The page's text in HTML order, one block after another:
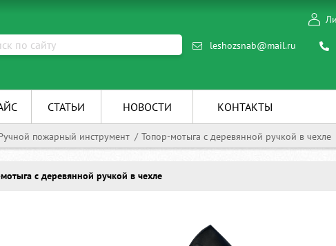
leshozsnab@mail.ru
СТАТЬИ НОВОСТИ КОНТАКТЫ
пожарный инструмент Топор-мотыга c деревянной ручкой в чехле
c деревянной ручкой в чехле